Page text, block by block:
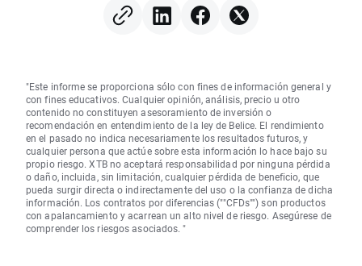
cae un 12%
"Este informe se proporciona sólo con fines de información general y
con fines educativos. Cualquier opinión, análisis, precio u otro
contenido no constituyen asesoramiento de inversión o
recomendación en entendimiento de la ley de Belice. El rendimiento
en el pasado no indica necesariamente los resultados futuros, y
cualquier persona que actúe sobre esta información lo hace bajo su
propio riesgo. XTB no aceptará responsabilidad por ninguna pérdida
o daño, incluida, sin limitación, cualquier pérdida de beneficio, que
pueda surgir directa o indirectamente del uso o la confianza de dicha
información. Los contratos por diferencias (""CFDs"") son productos
con apalancamiento y acarrean un alto nivel de riesgo. Asegúrese de
comprender los riesgos asociados. "